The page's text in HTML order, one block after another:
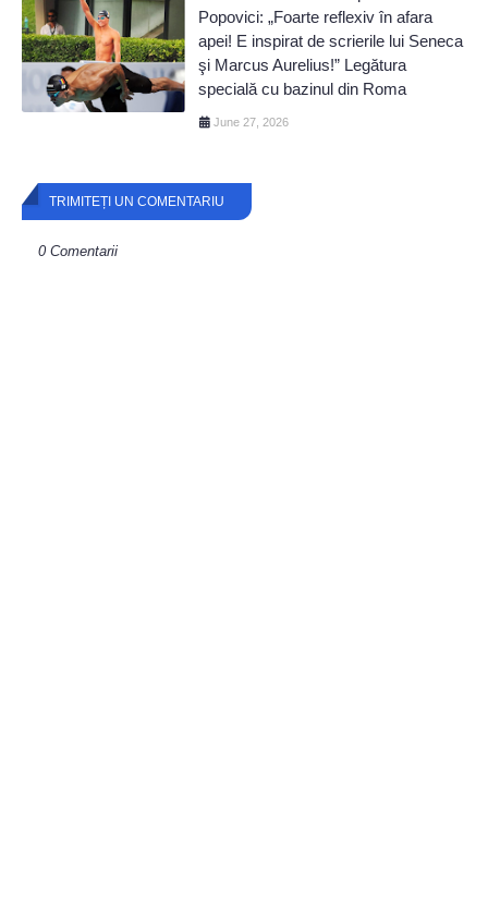
Popovici: „Foarte reflexiv în afara
apei! E inspirat de scrierile lui Seneca
şi Marcus Aurelius!” Legătura
specială cu bazinul din Roma
June 27, 2026
TRIMITEȚI UN COMENTARIU
0 Comentarii